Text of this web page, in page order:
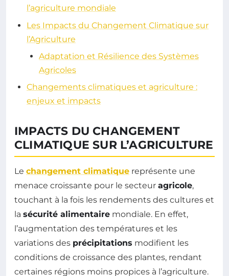
l’agriculture mondiale
Les Impacts du Changement Climatique sur
l’Agriculture
Adaptation et Résilience des Systèmes
Agricoles
Changements climatiques et agriculture :
enjeux et impacts
IMPACTS DU CHANGEMENT
CLIMATIQUE SUR L’AGRICULTURE
Le changement climatique représente une
menace croissante pour le secteur agricole,
touchant à la fois les rendements des cultures et
la sécurité alimentaire mondiale. En effet,
l’augmentation des températures et les
variations des précipitations modifient les
conditions de croissance des plantes, rendant
certaines régions moins propices à l’agriculture.